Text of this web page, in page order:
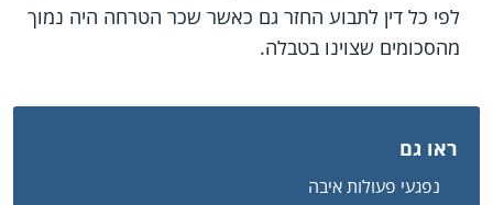
לפי כל דין לתבוע החזר גם כאשר שכר הטרחה היה נמוך
מהסכומים שצוינו בטבלה.
ראו גם
נפגעי פעולות איבה